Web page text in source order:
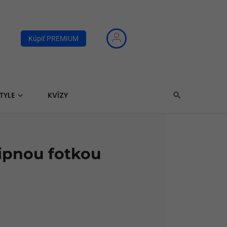
Kúpiť PREMIUM
KVÍZY
fotkou